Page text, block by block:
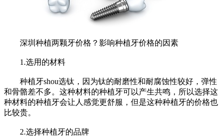
深圳种植两颗牙价格？影响种植牙价格的因素
1.选用的材料
种植牙shou选钛，因为钛的耐磨性和耐腐蚀性较好，弹性
和骨骼差不多。这种材料的种植牙可以产生共鸣，所以选择这
种材料的种植牙会让人感觉更舒服，但是这种种植牙的价格也
比较贵。
2.选择种植牙的品牌